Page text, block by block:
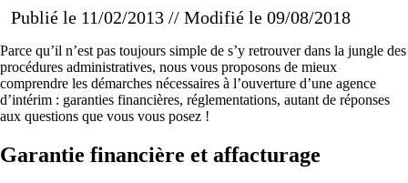
Publié le 11/02/2013 // Modifié le 09/08/2018
Parce qu’il n’est pas toujours simple de s’y retrouver dans la jungle des
procédures administratives, nous vous proposons de mieux
comprendre les démarches nécessaires à l’ouverture d’une agence
d’intérim : garanties financières, réglementations, autant de réponses
aux questions que vous vous posez !
Garantie financière et affacturage